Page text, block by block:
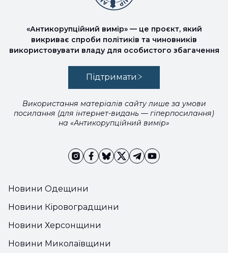
Новини Одещини
Новини Кіровоградщини
Новини Херсонщини
Новини Миколаївщини
«Антикорупційний вимір» — це проєкт, який
викриває спроби політиків та чиновників
використовувати владу для особистого збагачення
Підтримати
Використання матеріалів сайту лише за умови
посилання (для інтернет-видань — гіперпосилання)
на «Антикорупційний вимір»